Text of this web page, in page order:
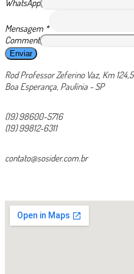
WhatsApp
Mensagem *
Comment
Enviar
Rod Professor Zeferino Vaz, Km 124,5
Boa Esperança, Paulínia - SP
(19) 98600-5716
(19) 99812-6311
contato@sosider.com.br